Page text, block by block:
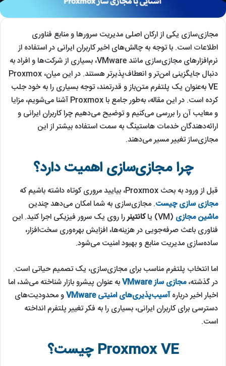
مجازی‌سازی یکی از ارکان اصلی مدیریت سرورها و منابع فناوری
اطلاعات است. با توجه به چالش‌های اخیر کاربران ایرانی در استفاده از
نرم‌افزارهای مجازی‌سازی مانند VMware، بسیاری از شرکت‌ها و افراد به
دنبال جایگزینی امن‌تر و انعطاف‌پذیرتر هستند. در این میان، Proxmox
VE به‌عنوان یک پلتفرم متن‌باز و قدرتمند، توجه بسیاری را به خود جلب
کرده است. در این مقاله، به‌طور جامع با Proxmox آشنا می‌شویم، مزایا
و معایب آن را بررسی می‌کنیم و توضیح می‌دهیم چرا کاربران ایرانی و
ارائه‌دهندگان خدمات هاستینگ به سمت استفاده بیشتر از این
مجازی‌ساز تغییر مسیر می‌دهند.
چرا مجازی‌سازی اهمیت دارد؟
قبل از ورود به بحث Proxmox، بیایید مروری کوتاه داشته باشیم که
مجازی سازی چیست. مجازی‎‌سازی به شما امکان می‌دهد چندین
ماشین مجازی (VM) یا کانتینررا روی یک سرور فیزیکی اجرا کنید. این
فناوری باعث صرفه‌جویی در هزینه‌ها، افزایش بهره‌وری سخت‌افزار،
ساده‌سازی مدیریت منابع و بهبود امنیت می‌شود.
اما انتخاب پلتفرم مناسب برای مجازی‌سازی، یک تصمیم حیاتی است.
در گذشته،مجازی ساز VMware
به عنوان پیشرو بازار شناخته می‌شد، اما
اخبار اخیر دربارهآسیب‌پذیر‌ی‌های امنیتی VMware
و محدودیت‌های
دسترسی برای کاربران ایرانی، بسیاری را به فکر تغییر پلتفرم انداخته
است.
Proxmox VE چیست؟